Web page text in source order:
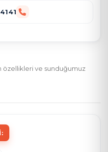
özellikleri ve sunduğumuz